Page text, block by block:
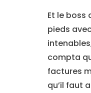
Et le boss
pieds
compta
factures
qu’il faut